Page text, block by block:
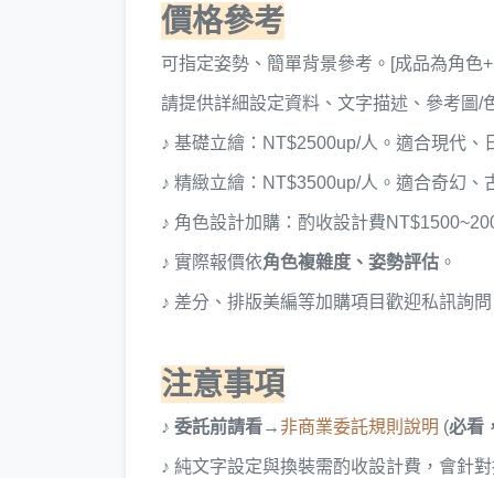
價格參考
可指定姿勢、簡單背景參考。[成品為角色
請提供詳細設定資料、文字描述、參考圖/
♪ 基礎立繪：NT$2500up/人。適合現代
♪ 精緻立繪：NT$3500up/人。適合奇幻、
♪ 角色設計加購：酌收設計費
♪ 實際報價依角色複雜度、姿勢評估 。
♪ 差分、排版美編等加購項目歡迎私訊詢
注意事項
♪ 委託前請看→ 非商業委託規則說明 (必看
♪ 純文字設定與換裝需酌收設計費，會針